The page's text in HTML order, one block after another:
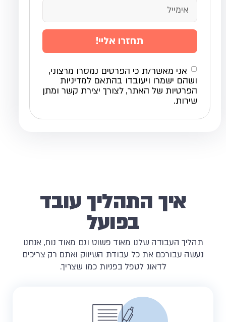
אני מאשר/ת כי הפרטים נמסרו מרצוני,
ושהם ישמרו ויעובדו בהתאם למדיניות
הפרטיות של האתר, לצורך יצירת קשר ומתן
שירות.
תחזרו אליי!
איך התהליך עובד
בפועל
תהליך העבודה שלנו מאוד פשוט וגם מאוד נוח, אנחנו
נעשה עבורכם את כל עבודת השיווק ואתם רק צריכים
לדאוג לטפל בפניות כמו שצריך.